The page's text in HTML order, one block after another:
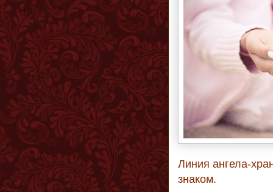
Линия ангела-
знаком.